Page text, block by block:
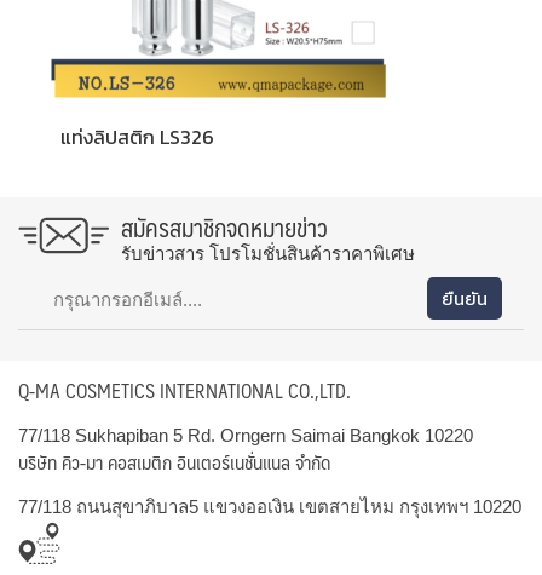
แท่งลิปสติก LS326
สมัครสมาชิกจดหมายข่าว
รับข่าวสาร โปรโมชั่นสินค้าราคาพิเศษ
Q-MA COSMETICS INTERNATIONAL CO.,LTD.
77/118 Sukhapiban 5 Rd. Orngern Saimai Bangkok 10220
บริษัท คิว-มา คอสเมติก อินเตอร์เนชั่นแนล จำกัด
77/118 ถนนสุขาภิบาล5 แขวงออเงิน เขตสายไหม กรุงเทพฯ 10220